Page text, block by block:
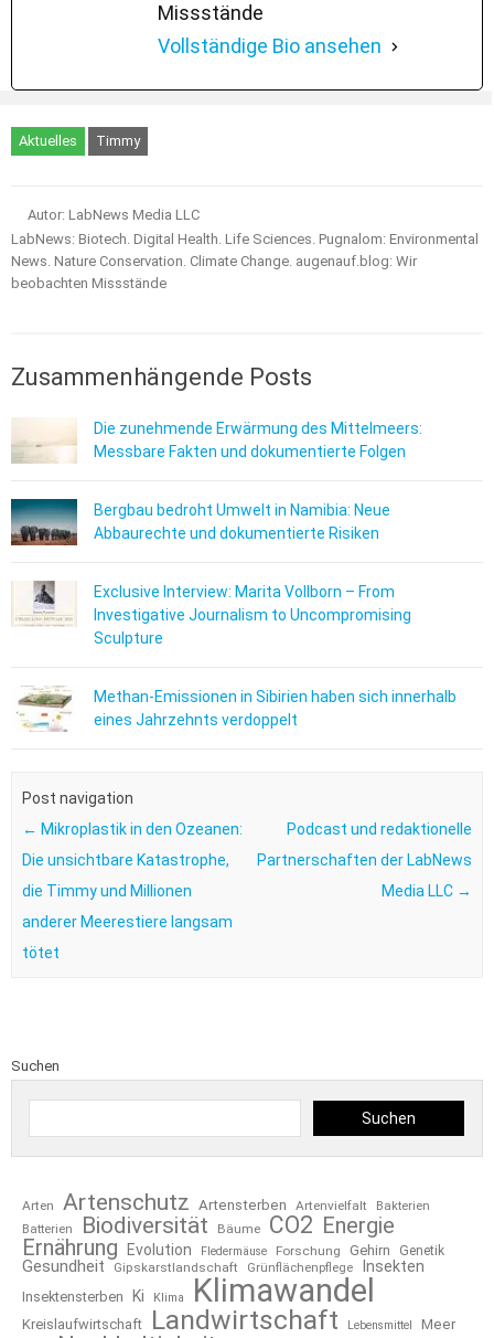
Missstände
Vollständige Bio ansehen
Aktuelles Timmy
Autor: LabNews Media LLC
LabNews: Biotech. Digital Health. Life Sciences. Pugnalom: Environmental
News. Nature Conservation. Climate Change. augenauf.blog: Wir
beobachten Missstände
Zusammenhängende Posts
Die zunehmende Erwärmung des Mittelmeers:
Messbare Fakten und dokumentierte Folgen
Bergbau bedroht Umwelt in Namibia: Neue
Abbaurechte und dokumentierte Risiken
Exclusive Interview: Marita Vollborn – From
Investigative Journalism to Uncompromising
Sculpture
Methan-Emissionen in Sibirien haben sich innerhalb
eines Jahrzehnts verdoppelt
Post navigation
← Mikroplastik in den Ozeanen:
Die unsichtbare Katastrophe,
die Timmy und Millionen
anderer Meerestiere langsam
tötet
Podcast und redaktionelle
Partnerschaften der LabNews
Media LLC →
Suchen
Suchen
Arten Artenschutz Artensterben Artenvielfalt
Bakterien
Batterien
Biodiversität Bäume CO2 Energie
Ernährung
Evolution Fledermäuse Forschung Gehirn Genetik
Gesundheit Gipskarstlandschaft Grünflächenpflege Insekten
Insektensterben Ki Klima Klimawandel
Kreislaufwirtschaft Landwirtschaft Lebensmittel Meer